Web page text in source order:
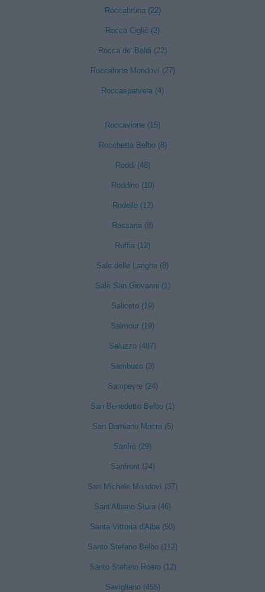
Roccabruna (22)
Rocca Cigliè (2)
Rocca de' Baldi (22)
Roccaforte Mondovì (27)
Roccasparvera (4)
Roccavione (15)
Rocchetta Belbo (8)
Roddi (48)
Roddino (10)
Rodello (12)
Rossana (8)
Ruffia (12)
Sale delle Langhe (8)
Sale San Giovanni (1)
Saliceto (19)
Salmour (19)
Saluzzo (487)
Sambuco (3)
Sampeyre (24)
San Benedetto Belbo (1)
San Damiano Macra (5)
Sanfrè (29)
Sanfront (24)
San Michele Mondovì (37)
Sant'Albano Stura (46)
Santa Vittoria d'Alba (50)
Santo Stefano Belbo (112)
Santo Stefano Roero (12)
Savigliano (455)